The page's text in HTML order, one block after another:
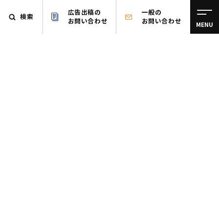
検索
広告出稿の
お問い合わせ
一般の
お問い合わせ
MENU